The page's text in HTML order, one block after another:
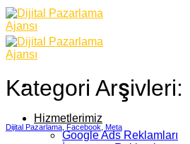
Skip
to
content
Hizmetlerimiz
Google Ads Reklamları
Kategori Arşivleri:
Dijital Pazarlama, Facebook, Meta